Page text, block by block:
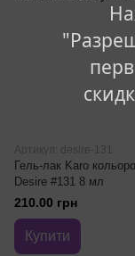
Артикул: desire-131
Гель-лак Karo
Desire #131 8 мл
210.00 грн
Купити